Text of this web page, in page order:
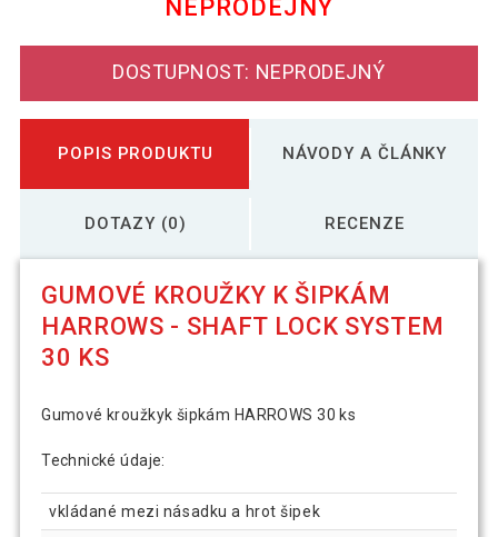
NEPRODEJNÝ
DOSTUPNOST: NEPRODEJNÝ
POPIS PRODUKTU NÁVODY A ČLÁNKY
DOTAZY (0) RECENZE
GUMOVÉ KROUŽKY K ŠIPKÁM
HARROWS - SHAFT LOCK SYSTEM
30 KS
Gumové kroužkyk šipkám HARROWS 30 ks
Technické údaje:
vkládané mezi násadku a hrot šipek